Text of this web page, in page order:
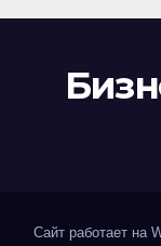
Сайт работает на